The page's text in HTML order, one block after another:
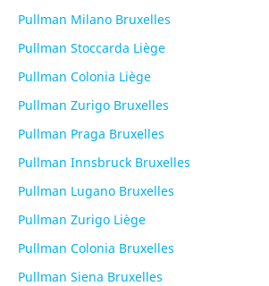
Pullman Milano Bruxelles
Pullman Stoccarda Liège
Pullman Colonia Liège
Pullman Zurigo Bruxelles
Pullman Praga Bruxelles
Pullman Innsbruck Bruxelles
Pullman Lugano Bruxelles
Pullman Zurigo Liège
Pullman Colonia Bruxelles
Pullman Siena Bruxelles